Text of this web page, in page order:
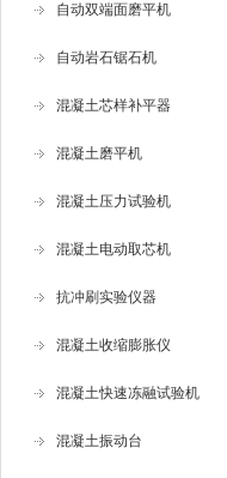
自动双端面磨平机
自动岩石锯石机
混凝土芯样补平器
混凝土磨平机
混凝土压力试验机
混凝土电动取芯机
抗冲刷实验仪器
混凝土收缩膨胀仪
混凝土快速冻融试验机
混凝土振动台